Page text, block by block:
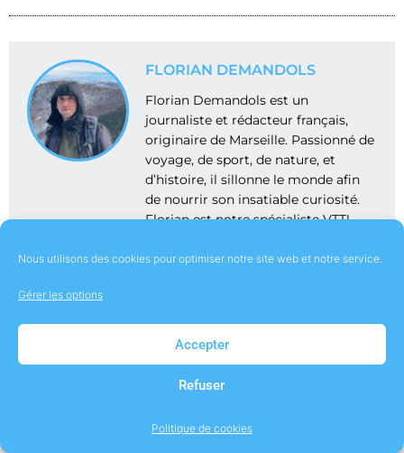
Nous utilisons des cookies pour optimiser notre site web et notre service.
Gérer les options
Accepter
Refuser
Politique de cookies
FLORIAN DEMANDOLS
Florian Demandols est un
journaliste et rédacteur français,
originaire de Marseille. Passionné de
voyage, de sport, de nature, et
d’histoire, il sillonne le monde afin
de nourrir son insatiable curiosité.
Florian est notre spécialiste VTT!
Laisser un commentaire
Votre adresse e-mail ne sera pas publiée.